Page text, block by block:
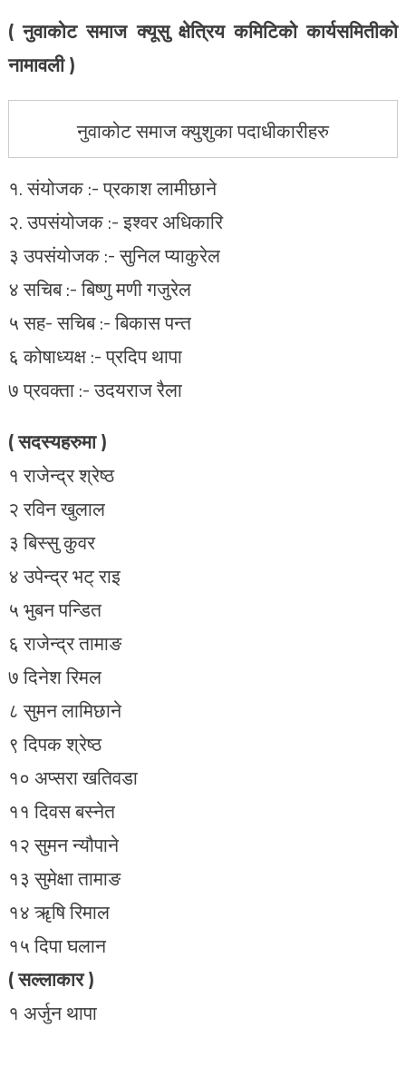
( नुवाकोट समाज क्यूसु क्षेत्रिय कमिटिको कार्यसमितीको
नामावली )
नुवाकोट समाज क्युशुका पदाधीकारीहरु
१. संयोजक :- प्रकाश लामीछाने
२. उपसंयोजक :- इश्वर अधिकारि
३ उपसंयोजक :- सुनिल प्याकुरेल
४ सचिब :- बिष्णु मणी गजुरेल
५ सह- सचिब :- बिकास पन्त
६ कोषाध्यक्ष :- प्रदिप थापा
७ प्रवक्ता :- उदयराज रैला
( सदस्यहरुमा )
१ राजेन्द्र श्रेष्ठ
२ रविन खुलाल
३ बिस्सु कुवर
४ उपेन्द्र भट् राइ
५ भुबन पन्डित
६ राजेन्द्र तामाङ
७ दिनेश रिमल
८ सुमन लामिछाने
९ दिपक श्रेष्ठ
१० अप्सरा खतिवडा
११ दिवस बस्नेत
१२ सुमन न्यौपाने
१३ सुमेक्षा तामाङ
१४ ॠषि रिमाल
१५ दिपा घलान
( सल्लाकार )
१ अर्जुन थापा